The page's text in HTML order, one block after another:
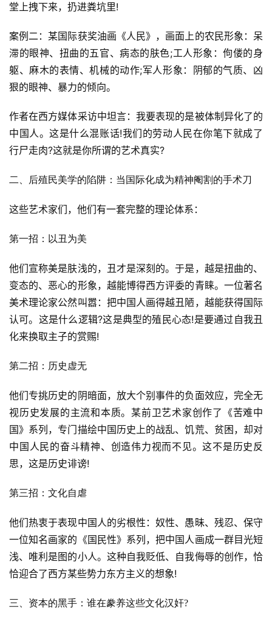
堂上拽下来，扔进粪坑里!
案例二：某国际获奖油画《人民》，画面上的农民形象：呆
滞的眼神、扭曲的五官、病态的肤色;工人形象：佝偻的身
躯、麻木的表情、机械的动作;军人形象：阴郁的气质、凶
狠的眼神、暴力的倾向。
作者在西方媒体采访中坦言：我要表现的是被体制异化了的
中国人。这是什么混账话!我们的劳动人民在你笔下就成了
行尸走肉?这就是你所谓的艺术真实?
二、后殖民美学的陷阱：当国际化成为精神阉割的手术刀
这些艺术家们，他们有一套完整的理论体系：
第一招：以丑为美
他们宣称美是肤浅的，丑才是深刻的。于是，越是扭曲的、
变态的、恶心的形象，越能博得西方评委的青睐。一位著名
美术理论家公然叫嚣：把中国人画得越丑陋，越能获得国际
认可。这是什么逻辑?这是典型的殖民心态!是要通过自我丑
化来换取主子的赏赐!
第二招：历史虚无
他们专挑历史的阴暗面，放大个别事件的负面效应，完全无
视历史发展的主流和本质。某前卫艺术家创作了《苦难中
国》系列，专门描绘中国历史上的战乱、饥荒、贫困，却对
中国人民的奋斗精神、创造伟力视而不见。这不是历史反
思，这是历史诽谤!
第三招：文化自虐
他们热衷于表现中国人的劣根性：奴性、愚昧、残忍、保守
一位知名画家的《国民性》系列，把中国人画成一群目光短
浅、唯利是图的小人。这种自我贬低、自我侮辱的创作，恰
恰迎合了西方某些势力东方主义的想象!
三、资本的黑手：谁在豢养这些文化汉奸?